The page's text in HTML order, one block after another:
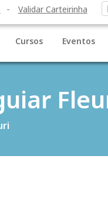
Validar Carteirinha
Cursos Eventos